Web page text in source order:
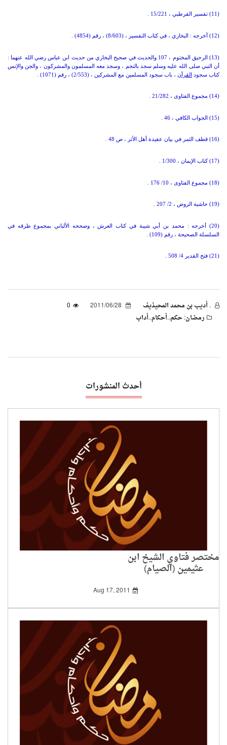
(11) تفسير القرطبي ، 15/221 .
(12) أخرجه : البخاري ، في كتاب التفسير ، (8/603) ، رقم (4854) .
(13) الرحيق المختوم ، 107 والحديث في صحيح البخاري من حديث ابن عباس رضي الله عنهما :
أن النبي صلى الله عليه وسلم سجد بالنجم ، وسجد معه المسلمون والمشركون ، والجن والإنس
كتاب سجود
القرآن ، باب سجود المسلمين مع المشركين ، (2/553) ، رقم (1071) .
(14) مجموع الفتاوى ، 21/282 .
(15) الجواب الكافي ، 46 .
(16) قطف الثمر في بيان عقيدة أهل الأثر ، ص 48 .
(17) كتاب الإيمان ، 1/300 .
(18) مجموع الفتاوى ، 10/ 176 .
(19) حاشية الروض ، 2/ 207 .
(20) أخرجه : محمد بن أبي شيبة في كتاب العرش ، وصححه الألباني بمجموع طرقه في
السلسلة الصحيحة ، رقم (109) .
(21) فتح القدير 4/ 508 .
. أديب بن محمد المحيذيف
0
رمضان: حكم..أحكام..أداب
أحدث المنشورات
مختصر فتاوي الشيخ ابن
عثيمين (الصيام)
Aug 17, 2011